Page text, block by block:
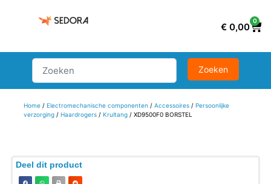
€ 0,00
0
Home/ Electromechanische componenten / Accessoires/ Persoonlijke
verzorging/ Haardrogers/ Krultang/ XD9500F0 BORSTEL
Deel dit product